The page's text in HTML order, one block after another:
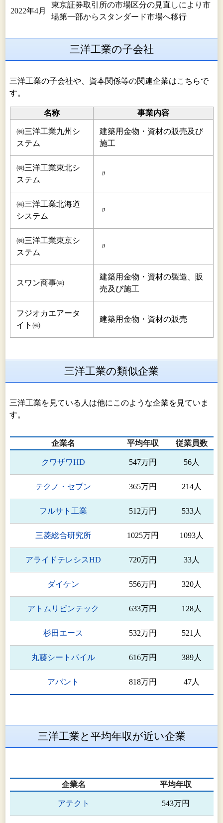
2022年4月
東京証券取引所の市場区分の見直しにより市
場第一部からスタンダード市場へ移行
三洋工業の子会社
三洋工業の子会社や、資本関係等の関連企業はこちらで
す。
名称 事業内容
㈱三洋工業九州シ
ステム
建築用金物・資材の販売及び
施工
㈱三洋工業東北シ
ステム
〃
㈱三洋工業北海道
システム
〃
㈱三洋工業東京シ
ステム
〃
スワン商事㈱
建築用金物・資材の製造、販
売及び施工
フジオカエアータ
イト㈱
建築用金物・資材の販売
三洋工業の類似企業
三洋工業を見ている人は他にこのような企業を見ていま
す。
企業名 平均年収 従業員数
クワザワHD 547万円 56人
テクノ・セブン 365万円 214人
フルサト工業 512万円 533人
三菱総合研究所 1025万円 1093人
アライドテレシスHD 720万円 33人
ダイケン 556万円 320人
アトムリビンテック 633万円 128人
杉田エース 532万円 521人
丸藤シートパイル 616万円 389人
アバント 818万円 47人
三洋工業と平均年収が近い企業
企業名 平均年収
アテクト 543万円